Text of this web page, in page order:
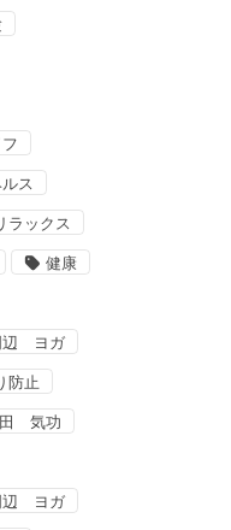
ス
ラックス
健康
辺 ヨガ
防止
気功
辺 ヨガ